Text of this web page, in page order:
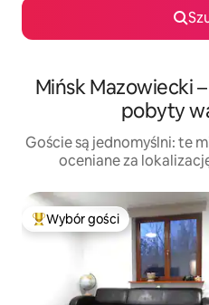
Mińsk Mazowiecki
pobyty
Goście są jednomyślni: te
oceniane za
Najpopularniejsze z kategorii
Wybór gości